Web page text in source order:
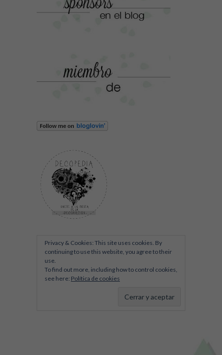
Privacy & Cookies: This site uses cookies. By
continuing to use this website, you agree to their
use.
To find out more, including how to control cookies,
see here: Política de cookies